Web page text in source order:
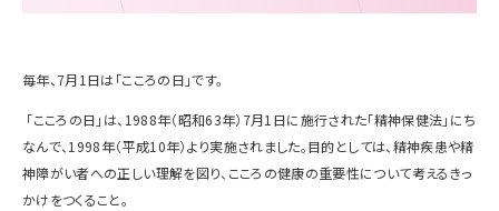
毎年、 7月1 日は「こころの日」です。
「こころの日」は、 1988年（昭和63年） 7月1 日に施行された「精神保健法」にち
なんで、 1998年（平成10年）より実施されました。目的としては、精神疾患や精
神障がい者への正しい理解を図り、こころの健康の重要性について考えるきっ
かけをつくること。